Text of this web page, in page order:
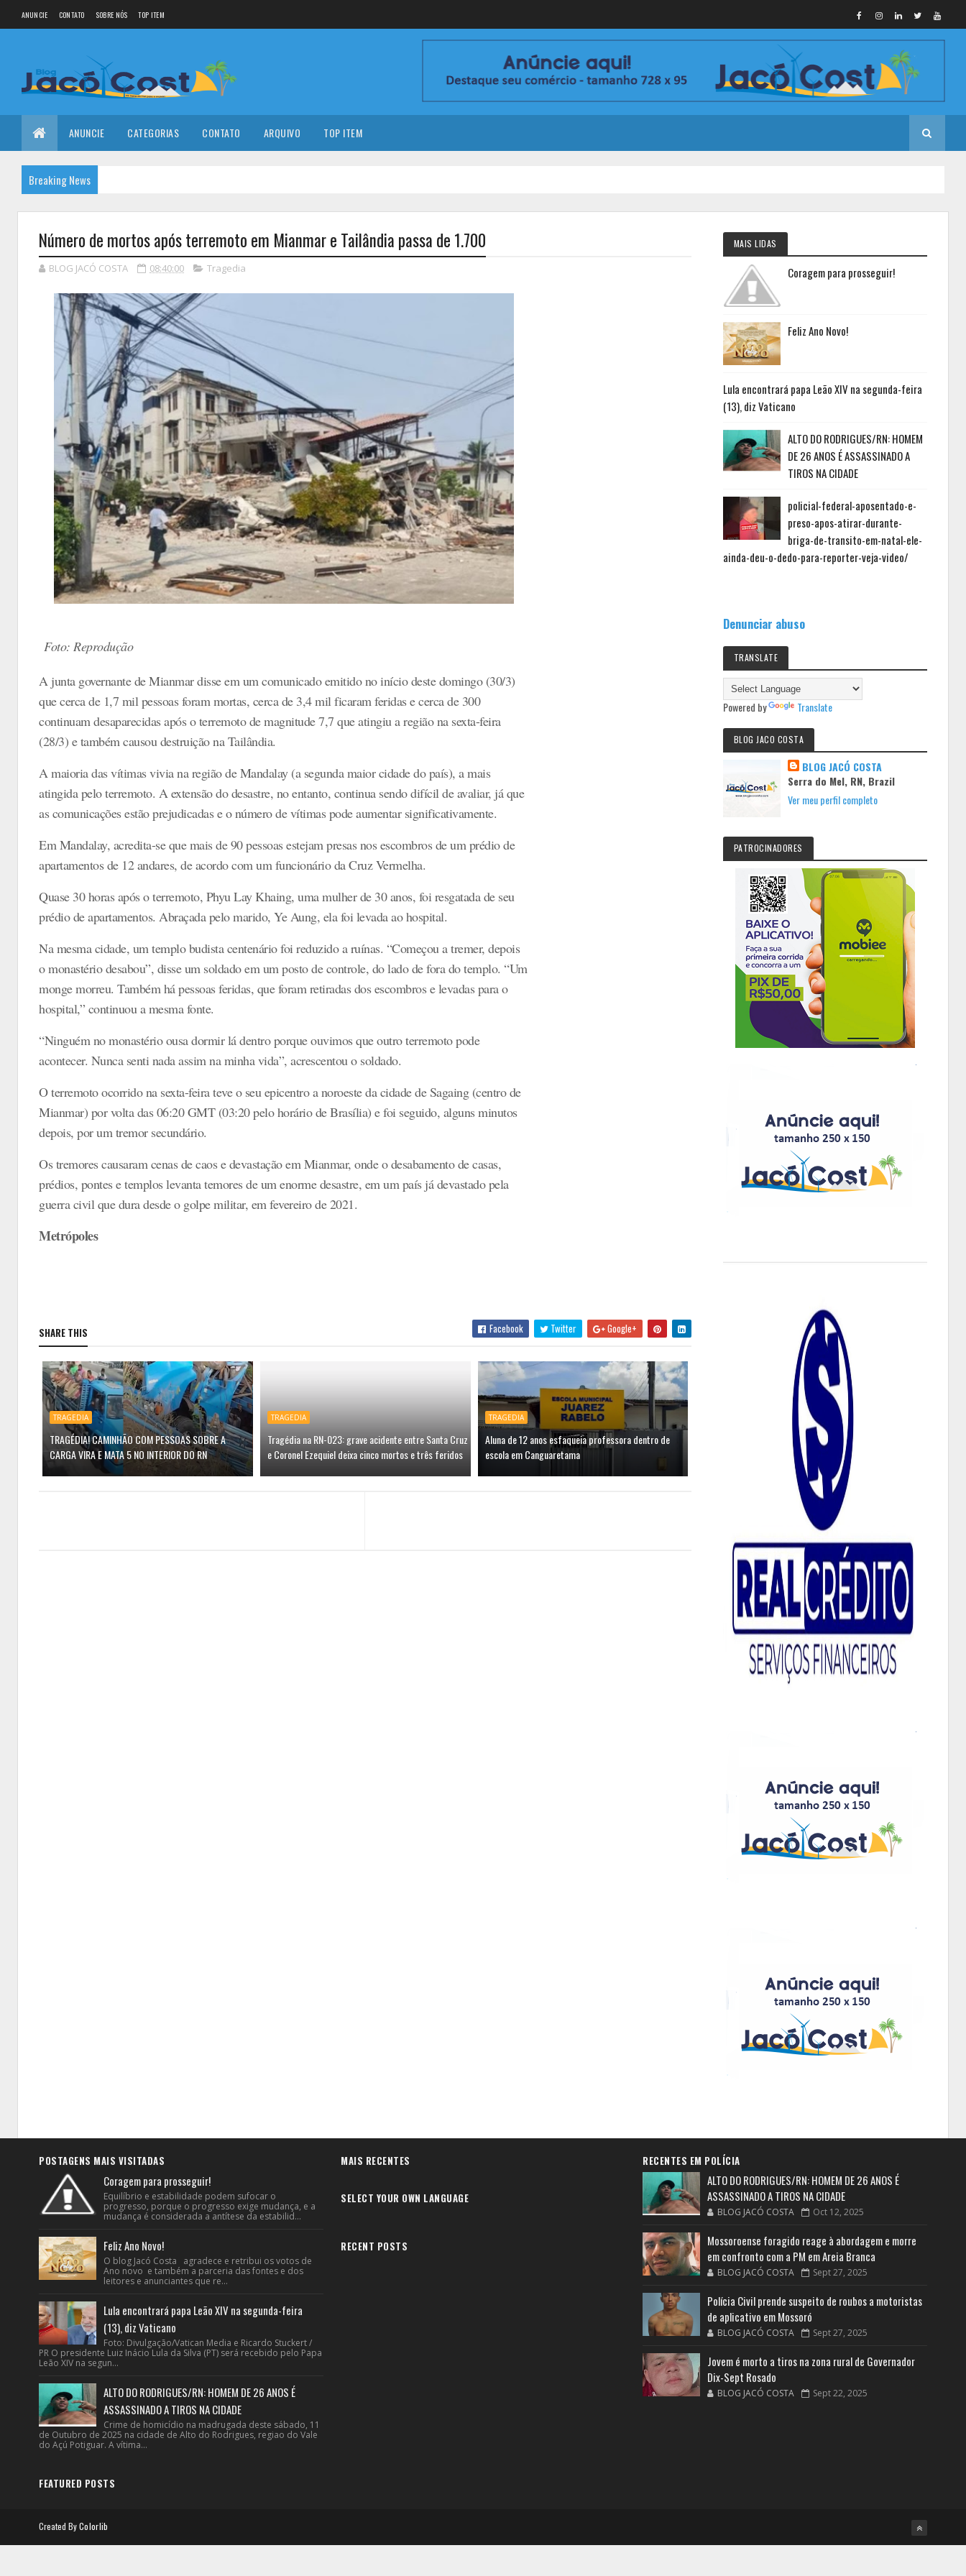
ANUNCIE CONTATO SOBRE NÓS TOP ITEM
ANUNCIE CATEGORIAS CONTATO ARQUIVO TOP ITEM
Breaking News
Número de mortos após terremoto em Mianmar e Tailândia passa de 1.700
BLOG JACÓ COSTA 08:40:00 Tragedia
Foto: Reprodução
A junta governante de Mianmar disse em um comunicado emitido no início deste domingo (30/3)
que cerca de 1,7 mil pessoas foram mortas, cerca de 3,4 mil ficaram feridas e cerca de 300
continuam desaparecidas após o terremoto de magnitude 7,7 que atingiu a região na sexta-feira
(28/3) e também causou destruição na Tailândia.
A maioria das vítimas vivia na região de Mandalay (a segunda maior cidade do país), a mais
atingida pelo terremoto. A extensão do desastre, no entanto, continua sendo difícil de avaliar, já que
as comunicações estão prejudicadas e o número de vítimas pode aumentar significativamente.
Em Mandalay, acredita-se que mais de 90 pessoas estejam presas nos escombros de um prédio de
apartamentos de 12 andares, de acordo com um funcionário da Cruz Vermelha.
Quase 30 horas após o terremoto, Phyu Lay Khaing, uma mulher de 30 anos, foi resgatada de seu
prédio de apartamentos. Abraçada pelo marido, Ye Aung, ela foi levada ao hospital.
Na mesma cidade, um templo budista centenário foi reduzido a ruínas. “Começou a tremer, depois
o monastério desabou”, disse um soldado em um posto de controle, do lado de fora do templo. “Um
monge morreu. Também há pessoas feridas, que foram retiradas dos escombros e levadas para o
hospital,” continuou a mesma fonte.
“Ninguém no monastério ousa dormir lá dentro porque ouvimos que outro terremoto pode
acontecer. Nunca senti nada assim na minha vida”, acrescentou o soldado.
O terremoto ocorrido na sexta-feira teve o seu epicentro a noroeste da cidade de Sagaing (centro de
Mianmar) por volta das 06:20 GMT (03:20 pelo horário de Brasília) e foi seguido, alguns minutos
depois, por um tremor secundário.
Os tremores causaram cenas de caos e devastação em Mianmar, onde o desabamento de casas,
prédios, pontes e templos levanta temores de um enorme desastre, em um país já devastado pela
guerra civil que dura desde o golpe militar, em fevereiro de 2021.
Metrópoles
SHARE THIS Facebook Twitter Google+
TRAGEDIA
TRAGÉDIA! CAMINHÃO COM PESSOAS SOBRE A
CARGA VIRA E MATA 5 NO INTERIOR DO RN
TRAGEDIA
Tragédia na RN-023: grave acidente entre Santa Cruz
e Coronel Ezequiel deixa cinco mortos e três feridos
TRAGEDIA
Aluna de 12 anos esfaqueia professora dentro de
escola em Canguaretama
MAIS LIDAS
Coragem para prosseguir!
Feliz Ano Novo!
Lula encontrará papa Leão XIV na segunda-feira
(13), diz Vaticano
ALTO DO RODRIGUES/RN: HOMEM
DE 26 ANOS É ASSASSINADO A
TIROS NA CIDADE
policial-federal-aposentado-e-
preso-apos-atirar-durante-
briga-de-transito-em-natal-ele-
ainda-deu-o-dedo-para-reporter-veja-video/
Denunciar abuso
TRANSLATE
Powered by Translate
BLOG JACO COSTA
BLOG JACÓ COSTA
Serra do Mel, RN, Brazil
Ver meu perfil completo
PATROCINADORES
POSTAGENS MAIS VISITADAS
Coragem para prosseguir!
Equilíbrio e estabilidade podem sufocar o
progresso, porque o progresso exige mudança, e a
mudança é considerada a antítese da estabilid...
Feliz Ano Novo!
O blog Jacó Costa agradece e retribui os votos de
Ano novo e também a parceria das fontes e dos
leitores e anunciantes que re...
Lula encontrará papa Leão XIV na segunda-feira
(13), diz Vaticano
Foto: Divulgação/Vatican Media e Ricardo Stuckert /
PR O presidente Luiz Inácio Lula da Silva (PT) será recebido pelo Papa
Leão XIV na segun...
ALTO DO RODRIGUES/RN: HOMEM DE 26 ANOS É
ASSASSINADO A TIROS NA CIDADE
Crime de homicídio na madrugada deste sábado, 11
de Outubro de 2025 na cidade de Alto do Rodrigues, regiao do Vale
do Açú Potiguar. A vítima...
FEATURED POSTS
MAIS RECENTES
SELECT YOUR OWN LANGUAGE
RECENT POSTS
RECENTES EM POLÍCIA
ALTO DO RODRIGUES/RN: HOMEM DE 26 ANOS É
ASSASSINADO A TIROS NA CIDADE
BLOG JACÓ COSTA Oct 12, 2025
Mossoroense foragido reage à abordagem e morre
em confronto com a PM em Areia Branca
BLOG JACÓ COSTA Sept 27, 2025
Polícia Civil prende suspeito de roubos a motoristas
de aplicativo em Mossoró
BLOG JACÓ COSTA Sept 27, 2025
Jovem é morto a tiros na zona rural de Governador
Dix-Sept Rosado
BLOG JACÓ COSTA Sept 22, 2025
Created ByColorlib